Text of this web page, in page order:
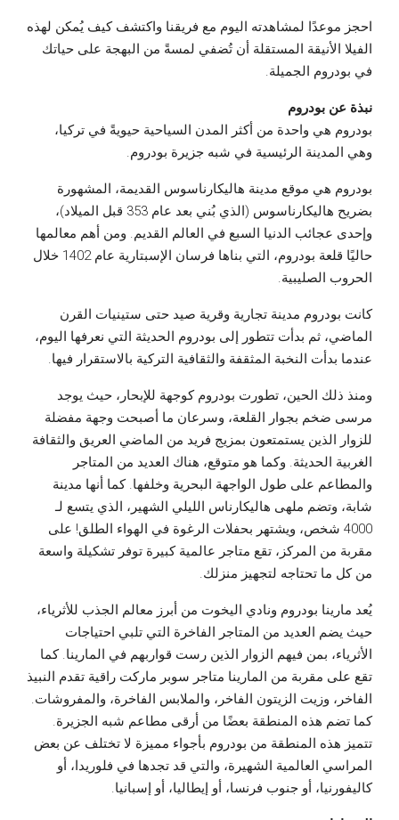
احجز موعدًا لمشاهدته اليوم مع فريقنا واكتشف كيف يُمكن لهذه
الفيلا الأنيقة المستقلة أن تُضفي لمسةً من البهجة على حياتك
في بودروم الجميلة.
نبذة عن بودروم
بودروم هي واحدة من أكثر المدن السياحية حيويةً في تركيا،
وهي المدينة الرئيسية في شبه جزيرة بودروم.
بودروم هي موقع مدينة هاليكارناسوس القديمة، المشهورة
بضريح هاليكارناسوس (الذي بُني بعد عام 353 قبل الميلاد)،
وإحدى عجائب الدنيا السبع في العالم القديم. ومن أهم معالمها
حاليًا قلعة بودروم، التي بناها فرسان الإسبتارية عام 1402 خلال
الحروب الصليبية.
كانت بودروم مدينة تجارية وقرية صيد حتى ستينيات القرن
الماضي، ثم بدأت تتطور إلى بودروم الحديثة التي نعرفها اليوم،
عندما بدأت النخبة المثقفة والثقافية التركية بالاستقرار فيها.
ومنذ ذلك الحين، تطورت بودروم كوجهة للإبحار، حيث يوجد
مرسى ضخم بجوار القلعة، وسرعان ما أصبحت وجهة مفضلة
للزوار الذين يستمتعون بمزيج فريد من الماضي العريق والثقافة
الغربية الحديثة. وكما هو متوقع، هناك العديد من المتاجر
والمطاعم على طول الواجهة البحرية وخلفها. كما أنها مدينة
شابة، وتضم ملهى هاليكارناس الليلي الشهير، الذي يتسع لـ
4000 شخص، ويشتهر بحفلات الرغوة في الهواء الطلق! على
مقربة من المركز، تقع متاجر عالمية كبيرة توفر تشكيلة واسعة
من كل ما تحتاجه لتجهيز منزلك.
يُعد مارينا بودروم ونادي اليخوت من أبرز معالم الجذب للأثرياء،
حيث يضم العديد من المتاجر الفاخرة التي تلبي احتياجات
الأثرياء، بمن فيهم الزوار الذين رست قواربهم في المارينا. كما
تقع على مقربة من المارينا متاجر سوبر ماركت راقية تقدم النبيذ
الفاخر، وزيت الزيتون الفاخر، والملابس الفاخرة، والمفروشات.
كما تضم ​​هذه المنطقة بعضًا من أرقى مطاعم شبه الجزيرة.
تتميز هذه المنطقة من بودروم بأجواء مميزة لا تختلف عن بعض
المراسي العالمية الشهيرة، والتي قد تجدها في فلوريدا، أو
كاليفورنيا، أو جنوب فرنسا، أو إيطاليا، أو إسبانيا.